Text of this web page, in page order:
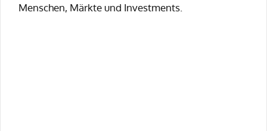
Menschen, Märkte und Investments.